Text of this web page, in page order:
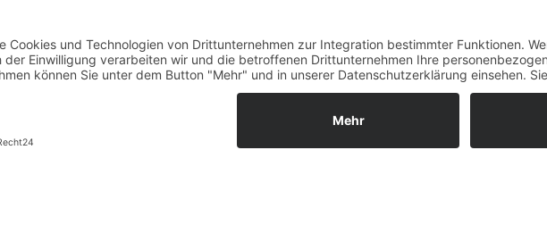
Widerrufsrecht MS
Widerrufsrecht bei
Widerrufsrecht bei